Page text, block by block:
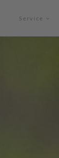
Service